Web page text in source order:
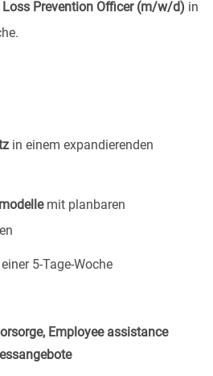
Prevention Officer (m/w/d) in
in einem expandierenden
mit planbaren
5-Tage-Woche
Employee assistance